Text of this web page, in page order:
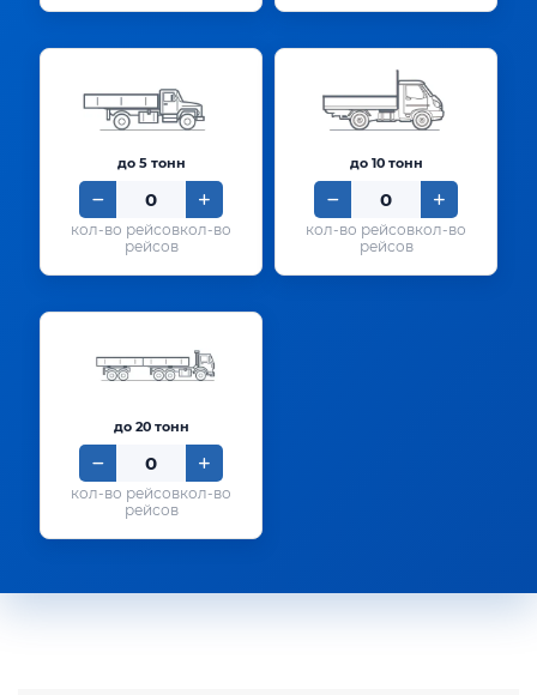
до 5 тонн
кол-во
рейсов
до 10 тонн
кол-во
рейсов
до 20 тонн
кол-во
рейсов